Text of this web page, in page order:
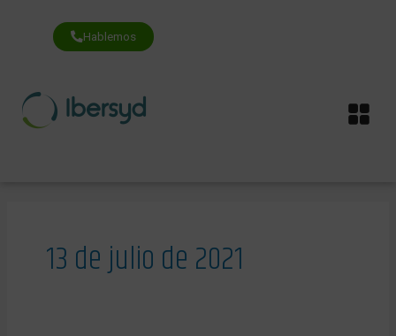
contenido
Hablemos
13 de julio de 2021